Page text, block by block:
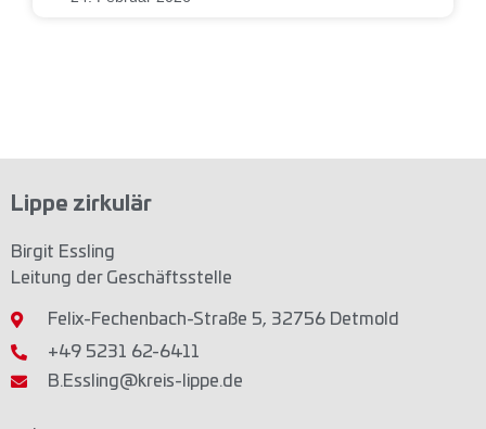
Lippe zirkulär
Birgit Essling
Leitung der Geschäftsstelle
Felix-Fechenbach-Straße 5, 32756 Detmold
+49 5231 62-6411
B.Essling@kreis-lippe.de